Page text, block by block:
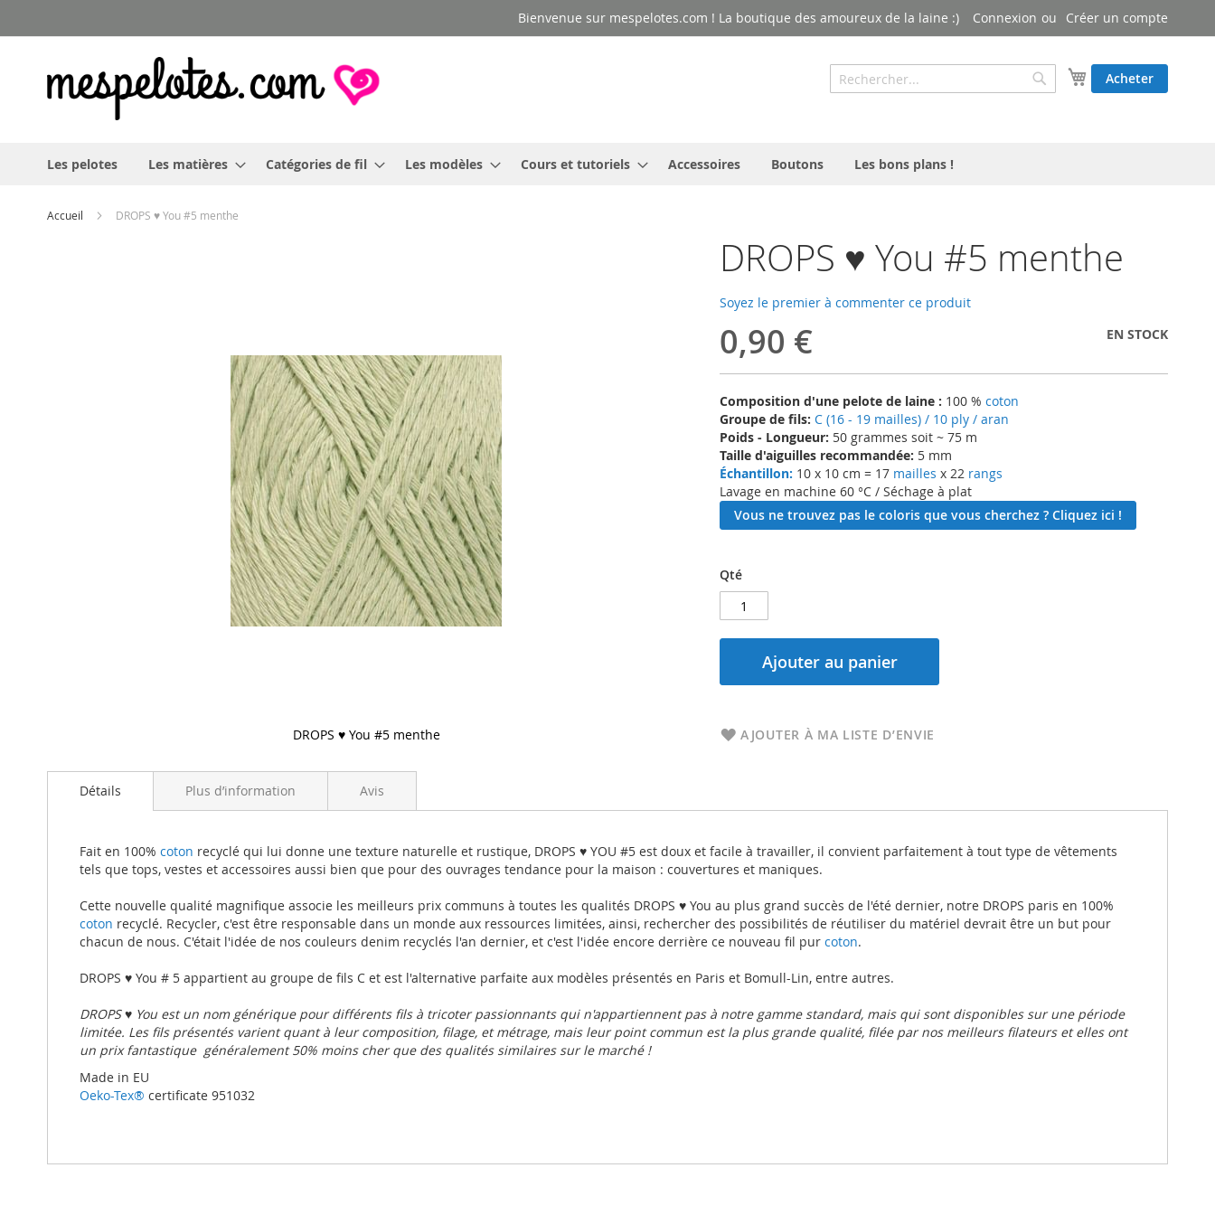
au
Bienvenue sur mespelotes.com ! La boutique des amoureux de la laine :) Connexion Créer un compte
Mon panier
Acheter
Rechercher
Rechercher
Les pelotes Les matières Catégories de fil Les modèles Cours et tutoriels Accessoires Boutons Les bons plans !
Accueil DROPS ♥ You #5 menthe
DROPS ♥ You #5 menthe
Soyez le premier à commenter ce produit
0,90 € EN STOCK
Composition d'une pelote de laine : 100 % coton
Groupe de fils: C (16 - 19 mailles) / 10 ply / aran
Poids - Longueur: 50 grammes soit ~ 75 m
Taille d'aiguilles recommandée: 5 mm
Échantillon: 10 x 10 cm = 17 mailles x 22 rangs
Lavage en machine 60 °C / Séchage à plat
Vous ne trouvez pas le coloris que vous cherchez ? Cliquez ici !
Qté
Ajouter au panier
AJOUTER À MA LISTE D’ENVIE
DROPS ♥ You #5 menthe
to
images
Détails
Fait en 100% coton recyclé qui lui donne une texture naturelle et rustique, DROPS ♥ YOU #5 est doux et facile à travailler, il convient parfaitement à tout type de vêtements
tels que tops, vestes et accessoires aussi bien que pour des ouvrages tendance pour la maison : couvertures et maniques.
Cette nouvelle qualité magnifique associe les meilleurs prix communs à toutes les qualités DROPS ♥ You au plus grand succès de l'été dernier, notre DROPS paris en 100%
coton recyclé. Recycler, c'est être responsable dans un monde aux ressources limitées, ainsi, rechercher des possibilités de réutiliser du matériel devrait être un but pour
chacun de nous. C'était l'idée de nos couleurs denim recyclés l'an dernier, et c'est l'idée encore derrière ce nouveau fil pur coton.
DROPS ♥ You # 5 appartient au groupe de fils C et est l'alternative parfaite aux modèles présentés en Paris et Bomull-Lin, entre autres.
DROPS ♥ You est un nom générique pour différents fils à tricoter passionnants qui n'appartiennent pas à notre gamme standard, mais qui sont disponibles sur une période
limitée. Les fils présentés varient quant à leur composition, filage, et métrage, mais leur point commun est la plus grande qualité, filée par nos meilleurs filateurs et elles ont
un prix fantastique  généralement 50% moins cher que des qualités similaires sur le marché !
Made in EU
Oeko-Tex® certificate 951032
Plus d’information Avis